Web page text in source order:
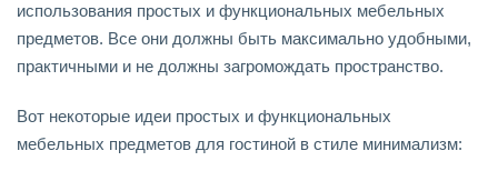
использования простых и функциональных мебельных
предметов. Все они должны быть максимально удобными,
практичными и не должны загромождать пространство.
Вот некоторые идеи простых и функциональных
мебельных предметов для гостиной в стиле минимализм: